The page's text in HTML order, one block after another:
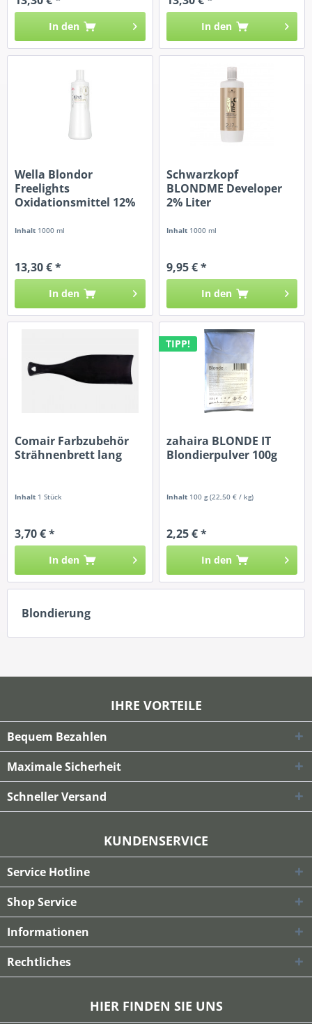
In den In den
Wella Blondor
Freelights
Oxidationsmittel 12%
Inhalt 1000 ml
13,30 € *
In den
Schwarzkopf
BLONDME Developer
2% Liter
Inhalt 1000 ml
9,95 € *
In den
Comair Farbzubehör
Strähnenbrett lang
Inhalt 1 Stück
3,70 € *
In den
TIPP!
zahaira BLONDE IT
Blondierpulver 100g
Inhalt 100 g(22,50 € / kg)
2,25 € *
In den
Blondierung
IHRE VORTEILE
Bequem Bezahlen
Maximale Sicherheit
Schneller Versand
KUNDENSERVICE
Service Hotline
Shop Service
Informationen
Rechtliches
HIER FINDEN SIE UNS